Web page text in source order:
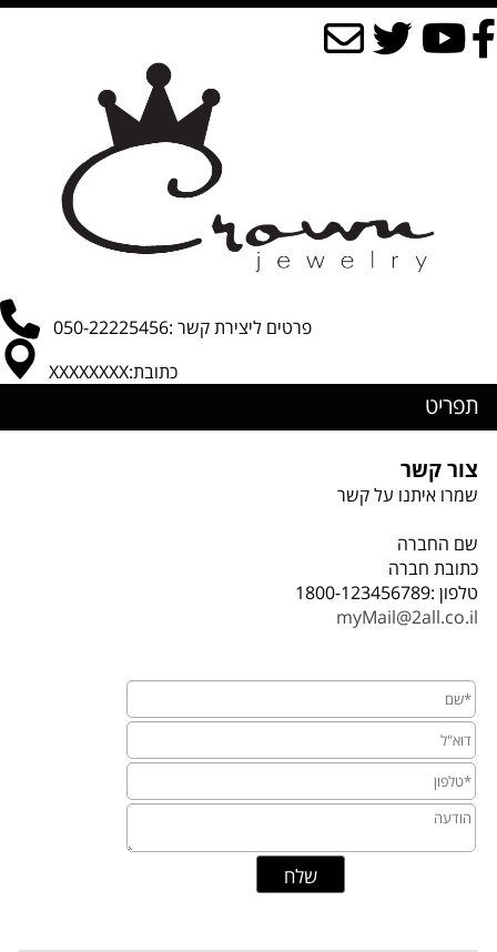
פרטים ליצירת קשר :050-22225456
כתובת:XXXXXXXX
תפריט
צור קשר
שמרו איתנו על קשר
שם החברה
כתובת חברה
טלפון :1800-123456789
myMail@2all.co.il